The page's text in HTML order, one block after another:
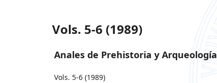
Vols. 5-6 (1989)
Anales de Prehistoria y Arqueología
Vols. 5-6 (1989)